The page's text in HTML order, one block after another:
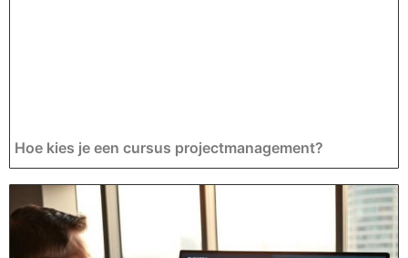
Hoe kies je een cursus projectmanagement?